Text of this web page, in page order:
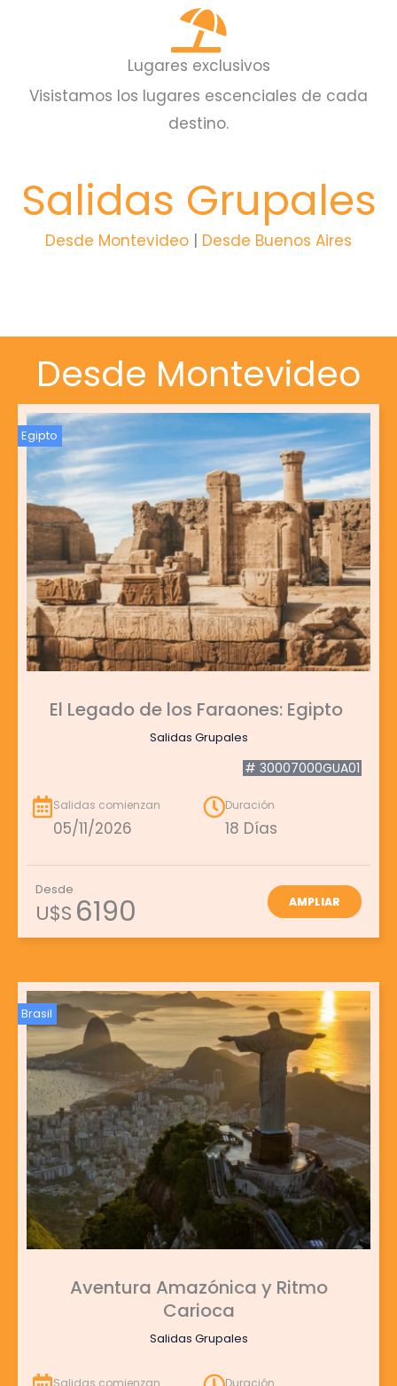
Lugares exclusivos
Visistamos los lugares escenciales de cada
destino.
Salidas Grupales
Desde Montevideo | Desde Buenos Aires
Desde Montevideo
Egipto
El Legado de los Faraones: Egipto
Salidas Grupales
# 30007000GUA01
Salidas comienzan
05/11/2026
Duración
18 Días
Desde
U$S 6190 AMPLIAR
Brasil
Aventura Amazónica y Ritmo
Carioca
Salidas Grupales